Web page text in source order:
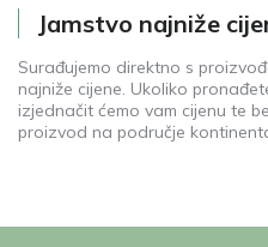
Jamstvo najniže
Surađujemo direktno s
najniže cijene. Ukoliko
izjednačit ćemo vam cijenu te
proizvod na područje